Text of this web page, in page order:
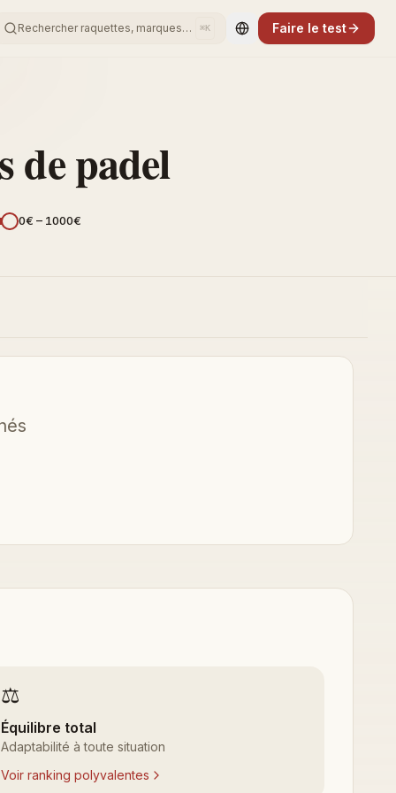
Rechercher raquettes, marques… ⌘K Change language
Faire le test
de padel
0€ – 1000€
⚖️
Équilibre total
Adaptabilité à toute situation
Voir ranking polyvalentes